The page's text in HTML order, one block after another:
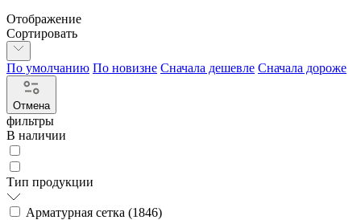
Отображение
Сортировать
По умолчанию По новизне Сначала дешевле Сначала дороже
Отмена
фильтры
В наличии
Тип продукции
Арматурная сетка (1846)